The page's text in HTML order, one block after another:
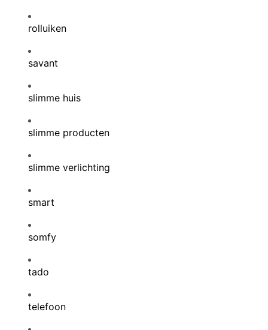
rolluiken
savant
slimme huis
slimme producten
slimme verlichting
smart
somfy
tado
telefoon